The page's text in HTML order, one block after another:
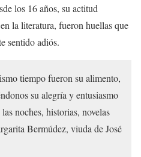
los 16 años, su actitud
la literatura, fueron huellas que
sentido adiós.
tiempo fueron su alimento,
su alegría y entusiasmo
noches, historias, novelas
Bermúdez, viuda de José